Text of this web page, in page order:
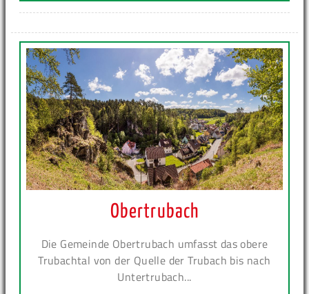
Obertrubach
Die Gemeinde Obertrubach umfasst das obere
Trubachtal von der Quelle der Trubach bis nach
Untertrubach...